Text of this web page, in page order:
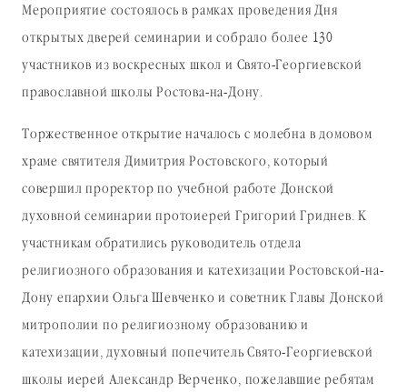
Мероприятие состоялось в рамках проведения Дня
открытых дверей семинарии и собрало более 130
участников из воскресных школ и Свято-Георгиевской
православной школы Ростова-на-Дону.
Торжественное открытие началось с молебна в домовом
храме святителя Димитрия Ростовского, который
совершил проректор по учебной работе Донской
духовной семинарии протоиерей Григорий Гриднев. К
участникам обратились руководитель отдела
религиозного образования и катехизации Ростовской-на-
Дону епархии Ольга Шевченко и советник Главы Донской
митрополии по религиозному образованию и
катехизации, духовный попечитель Свято-Георгиевской
школы иерей Александр Верченко, пожелавшие ребятам